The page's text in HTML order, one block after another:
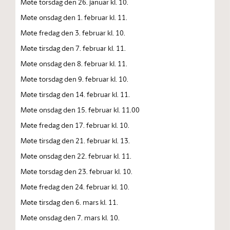
Møte onsdag den 1. februar kl. 11.
Møte fredag den 3. februar kl. 10.
Møte tirsdag den 7. februar kl. 11.
Møte onsdag den 8. februar kl. 11.
Møte torsdag den 9. februar kl. 10.
Møte tirsdag den 14. februar kl. 11.
Møte onsdag den 15. februar kl. 11.00
Møte fredag den 17. februar kl. 10.
Møte tirsdag den 21. februar kl. 13.
Møte onsdag den 22. februar kl. 11.
Møte torsdag den 23. februar kl. 10.
Møte fredag den 24. februar kl. 10.
Møte tirsdag den 6. mars kl. 11.
Møte onsdag den 7. mars kl. 10.